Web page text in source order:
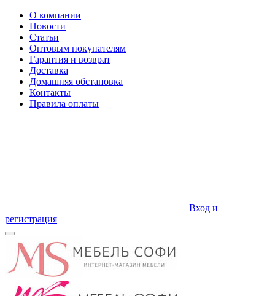
О компании
Новости
Статьи
Оптовым покупателям
Гарантия и возврат
Доставка
Домашняя обстановка
Контакты
Правила оплаты
Вход и
регистрация